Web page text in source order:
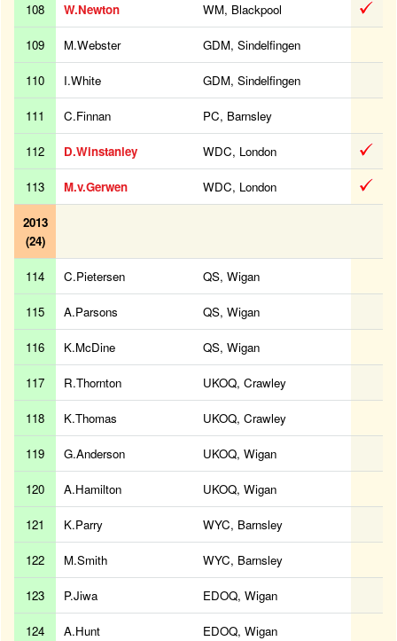
108 W.Newton WM, Blackpool
109 M.Webster GDM, Sindelfingen
110 I.White GDM, Sindelfingen
111 C.Finnan PC, Barnsley
112 D.Winstanley WDC, London
113 M.v.Gerwen WDC, London
2013
(24)
114 C.Pietersen QS, Wigan
115 A.Parsons QS, Wigan
116 K.McDine QS, Wigan
117 R.Thornton UKOQ, Crawley
118 K.Thomas UKOQ, Crawley
119 G.Anderson UKOQ, Wigan
120 A.Hamilton UKOQ, Wigan
121 K.Parry WYC, Barnsley
122 M.Smith WYC, Barnsley
123 P.Jiwa EDOQ, Wigan
124 A.Hunt EDOQ, Wigan